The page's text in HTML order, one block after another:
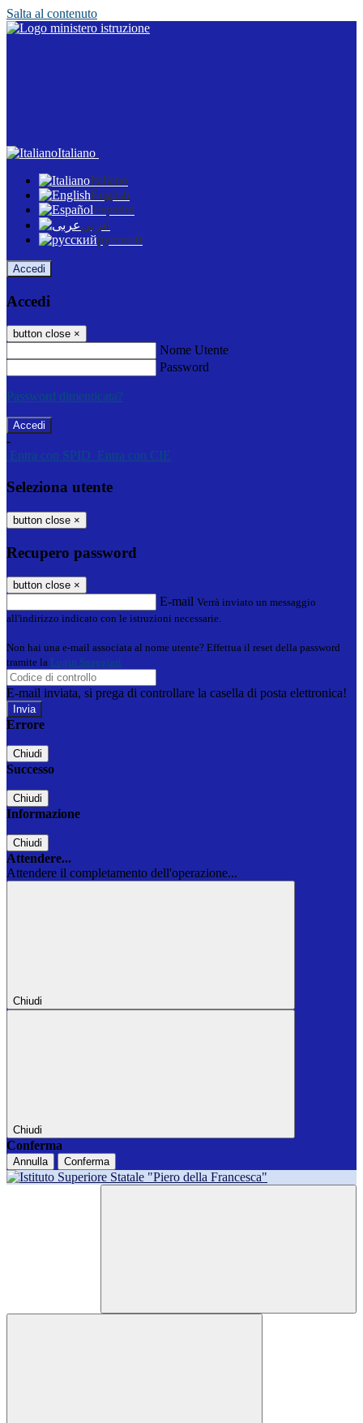
Salta al contenuto
Italiano
Italiano
English
Español
عربى
русский
Accedi
Accedi
button close ×
Nome Utente
Password
Password dimenticata?
-
Entra con SPID Entra con CIE
Seleziona utente
button close ×
Recupero password
button close ×
E-mail Verrà inviato un messaggio
all'indirizzo indicato con le istruzioni necessarie.
Non hai una e-mail associata al nome utente? Effettua il reset della password
tramite la Login Spaggiari
E-mail inviata, si prega di controllare la casella di posta elettronica!
Errore
Chiudi
Successo
Chiudi
Informazione
Chiudi
Attendere...
Attendere il completamento dell'operazione...
Chiudi
Chiudi
Conferma
Annulla Conferma